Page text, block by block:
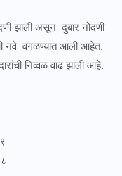
झाली असून दुबार नोंदणी
नवे वगळण्यात आली आहेत.
निव्वळ वाढ झाली आहे.